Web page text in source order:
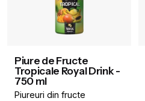
Piure de Fructe
Tropicale Royal Drink -
750 ml
Piureuri din fructe